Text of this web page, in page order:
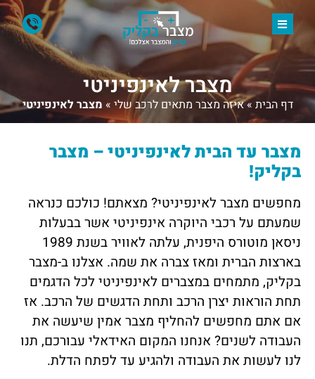
מצבר לאינפיניטי
דף הבית »איזה מצבר מתאים לרכב שלי» מצבר לאינפיניטי
מצבר עד הבית לאינפיניטי – מצבר
בקליק!
מחפשים מצבר לאינפיניטי? מצאתם! כולכם כנראה
שמעתם על רכבי היוקרה אינפיניטי אשר בבעלות
ניסאן מוטורס היפנית, עלתה לאוויר בשנת 1989
בארצות הברית ומאז צברה את שמה. אצלנו ב-מצבר
בקליק, מתמחים במצברים לאינפיניטי לכל הדגמים
תחת הוראות יצרן הרכב ותחת הדגשים של הרכב. אז
אם אתם מחפשים להחליף מצבר אמין שיעשה את
העבודה לשנים? אנחנו המקום האידאלי עבורכם, תנו
לנו לעשות את העבודה ולהגיע עד לפתח הדלת.